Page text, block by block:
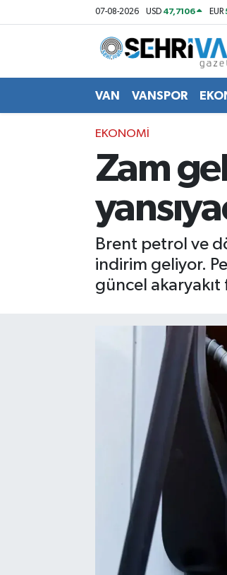
07-08-2026 USD 47,7106 EUR
VAN VANSPOR
EKONOMİ
Zam
Brent petrol ve
indirim geliyor.
güncel akaryakıt
Van Nöbetçi Eczaneler
Van Hava Durumu
VAN Namaz Vakitleri
Van Trafik Yoğunluk Haritası
Süper Lig Puan Durumu ve Fikstür
Son Dakika Haberleri